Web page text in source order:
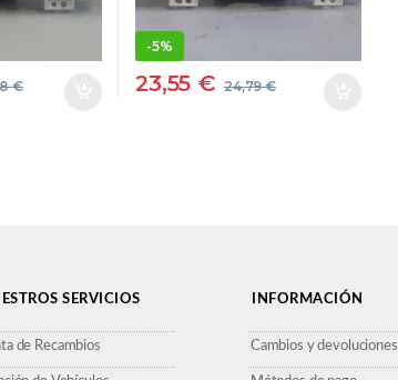
€
-5%
23,55 € 24,79€
SERVICIOS
de Recambios
INFORMACIÓN
Cambios y devoluciones